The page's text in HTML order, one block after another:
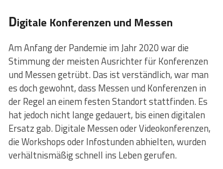
Digitale Konferenzen und Messen
Am Anfang der Pandemie im Jahr 2020 war die
Stimmung der meisten Ausrichter für Konferenzen
und Messen getrübt. Das ist verständlich, war man
es doch gewohnt, dass Messen und Konferenzen in
der Regel an einem festen Standort stattfinden. Es
hat jedoch nicht lange gedauert, bis einen digitalen
Ersatz gab. Digitale Messen oder Videokonferenzen,
die Workshops oder Infostunden abhielten, wurden
verhältnismäßig schnell ins Leben gerufen.